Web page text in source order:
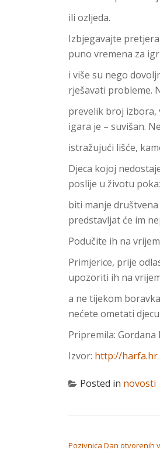
ili ozljeda.
Izbjegavajte
puno vremena za
i više su nego
rješavati probleme.
prevelik broj izbora,
igara je – suvišan.
istražujući lišće,
Djeca kojoj
poslije u životu
biti manje
predstavljat će im
Podučite ih na
Primjerice, prije
upozoriti ih na
a ne tijekom
nećete ometati
Pripremila: Gordana
Izvor: http://harfa.hr
Posted in novosti
Pozivnica Dan otvorenih